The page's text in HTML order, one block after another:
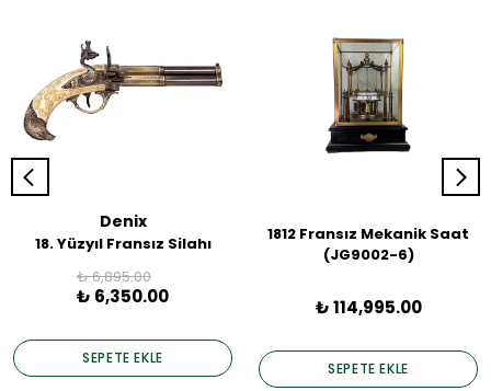
Denix
18. Yüzyıl Fransız Silahı
₺ 6,895.00
₺ 6,350.00
SEPETE EKLE
1812 Fransız Mekanik Saat
(JG9002-6)
₺ 114,995.00
SEPETE EKLE